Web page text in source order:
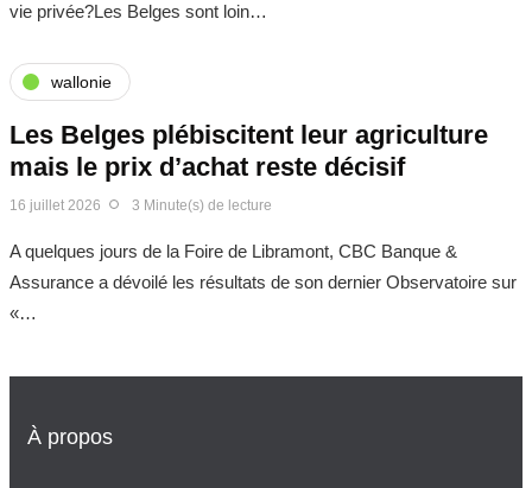
vie privée?Les Belges sont loin…
wallonie
Les Belges plébiscitent leur agriculture
mais le prix d’achat reste décisif
16 juillet 2026 3 Minute(s) de lecture
A quelques jours de la Foire de Libramont, CBC Banque &
Assurance a dévoilé les résultats de son dernier Observatoire sur
«…
À propos